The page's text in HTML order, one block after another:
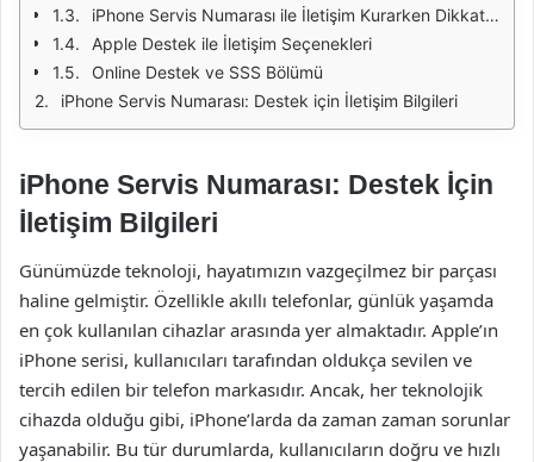
iPhone Servis Numarası ile İletişim Kurarken Dikkat Edilmesi Gerekenler
Apple Destek ile İletişim Seçenekleri
Online Destek ve SSS Bölümü
iPhone Servis Numarası: Destek için İletişim Bilgileri
iPhone Servis Numarası: Destek İçin
İletişim Bilgileri
Günümüzde teknoloji, hayatımızın vazgeçilmez bir parçası
haline gelmiştir. Özellikle akıllı telefonlar, günlük yaşamda
en çok kullanılan cihazlar arasında yer almaktadır. Apple’ın
iPhone serisi, kullanıcıları tarafından oldukça sevilen ve
tercih edilen bir telefon markasıdır. Ancak, her teknolojik
cihazda olduğu gibi, iPhone’larda da zaman zaman sorunlar
yaşanabilir. Bu tür durumlarda, kullanıcıların doğru ve hızlı